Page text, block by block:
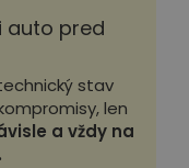
auto pred
stav
len
a vždy na